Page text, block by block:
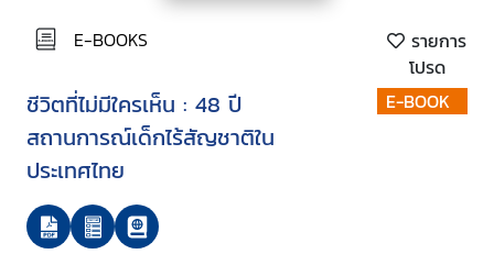
E-BOOKS
รายการ
โปรด
ชีวิตที่ไม่มีใครเห็น : 48 ปี
สถานการณ์เด็กไร้สัญชาติใน
ประเทศไทย
E-BOOK